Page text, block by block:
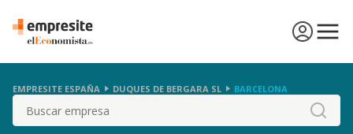
EMPRESITE ESPAÑA DUQUES DE BERGARA SL BARCELONA
Buscar